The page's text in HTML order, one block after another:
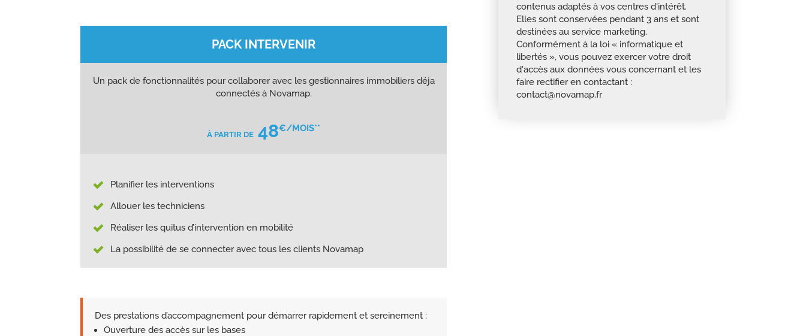
PACK INTERVENIR
Un pack de fonctionnalités pour collaborer avec les gestionnaires immobiliers déja
connectés à Novamap.
À PARTIR DE 48€/MOIS**
Planifier les interventions
Allouer les techniciens
Réaliser les quitus d’intervention en mobilité
La possibilité de se connecter avec tous les clients Novamap
Des prestations d’accompagnement pour démarrer rapidement et sereinement :
Ouverture des accès sur les bases
contenus adaptés à vos centres d'intérêt.
Elles sont conservées pendant 3 ans et sont
destinées au service marketing.
Conformément à la loi « informatique et
libertés », vous pouvez exercer votre droit
d'accès aux données vous concernant et les
faire rectifier en contactant :
contact@novamap.fr